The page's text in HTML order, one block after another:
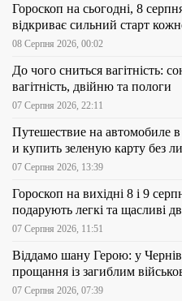
Гороскоп на сьогодні, 8
відкриває сильний старт
08 Серпня 2026, 00:02
До чого сниться вагітність:
вагітність, двійню та пологи
07 Серпня 2026, 22:11
Путешествие на автомобиле
и купить зеленую карту без
07 Серпня 2026, 13:39
Гороскоп на вихідні 8 і 9
подарують легкі та щасливі
07 Серпня 2026, 11:51
Віддамо шану Герою: у
прощання із загиблим
07 Серпня 2026, 07:39